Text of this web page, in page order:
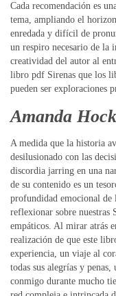
Cada recomendación es
tema, ampliando el
enredada y difícil de
un respiro necesario de la
creatividad del autor al
libro pdf Sirenas que los
pueden ser exploraciones
Amanda
A medida que la historia
desilusionado con las
discordia jarring en una
de su contenido es un
profundidad emocional de
reflexionar sobre nuestras
empáticos. Al mirar atrás
realización de que este
experiencia, un viaje al
todas sus alegrías y penas,
conmigo durante mucho